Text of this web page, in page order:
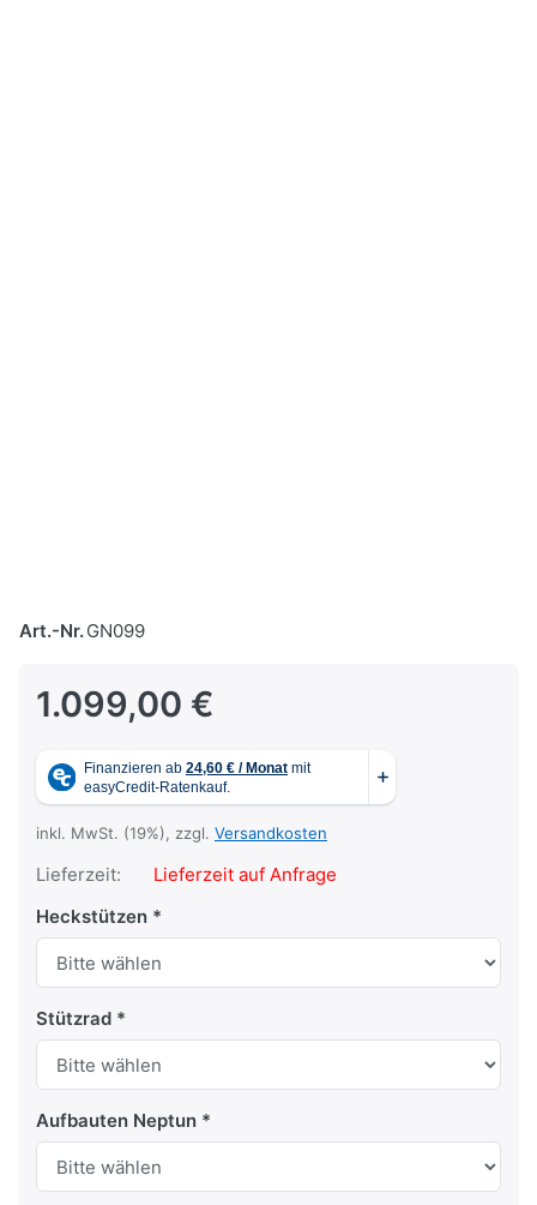
Art.-Nr.GN099
1.099,00 €
inkl. MwSt. (19%), zzgl. Versandkosten
Lieferzeit:
Lieferzeit auf Anfrage
Heckstützen
Stützrad
Aufbauten Neptun